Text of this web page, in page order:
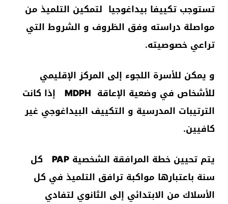
تستوجب تكييفا بيداغوجيا لتمكين التلميذ من
مواصلة دراسته وفق الظروف و الشروط التي
تراعي خصوصيته.
و يمكن للأسرة اللجوء إلى المركز الإقليمي
للأشخاص في وضعية الإعاقة MDPH إذا كانت
الترتيبات المدرسية و التكييف البيداغوجي غير
كافيين.
يتم تحيين خطة المرافقة الشخصيةPAP كل
سنة باعتبارها مواكبة ترافق التلميذ في كل
الأسلاك من الابتدائي إلى الثانوي لتفادي